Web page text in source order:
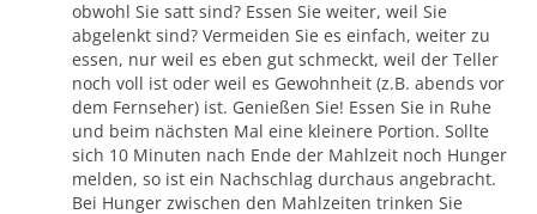
obwohl Sie satt sind? Essen Sie weiter, weil Sie
abgelenkt sind? Vermeiden Sie es einfach, weiter zu
essen, nur weil es eben gut schmeckt, weil der Teller
noch voll ist oder weil es Gewohnheit (z.B. abends vor
dem Fernseher) ist. Genießen Sie! Essen Sie in Ruhe
und beim nächsten Mal eine kleinere Portion. Sollte
sich 10 Minuten nach Ende der Mahlzeit noch Hunger
melden, so ist ein Nachschlag durchaus angebracht.
Bei Hunger zwischen den Mahlzeiten trinken Sie